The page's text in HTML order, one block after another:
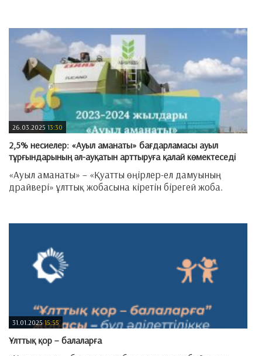
26.03.2025 13:30
2,5% несиелер: «Ауыл аманаты» бағдарламасы ауыл
тұрғындарының әл-ауқатын арттыруға қалай көмектеседі
«Ауыл аманаты» – «Қуатты өңірлер-ел дамуының
драйвері» ұлттық жобасына кіретін бірегей жоба.
31.01.202515:55
Ұлттық қор – балаларға